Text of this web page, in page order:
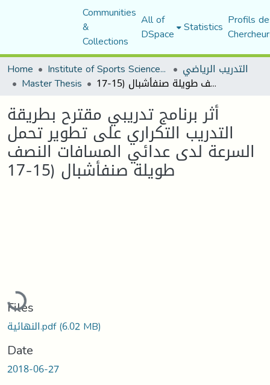
Communities
&
Collections
All of
DSpace Statistics Profils
Home
Institute of Sports Sciences and Techniques التدريب الرياضي
Master Thesis أثر برنامج تدريبي مقترح بطريقة التدريب التكراري على تطوير تحمل السرعة لدى عدائي المسافات النصف طويلة صنفأشبال (15-17
أثر برنامج تدريبي مقترح بطريقة
التدريب التكراري على تطوير تحمل
السرعة لدى عدائي المسافات النصف
طويلة صنفأشبال (15-17
Loading...
Files
النهائية.pdf(6.02 MB)
Date
2018-06-27